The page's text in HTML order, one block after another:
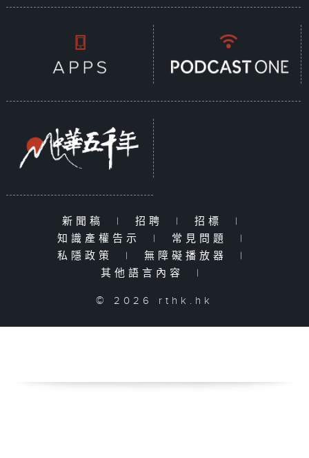
新聞稿 | 招聘 | 招標
|
知識產權告示
| 常見問題
|
私隱政策
| 無障礙播放器
|
其他語言內容
|
© 2026 rthk.hk